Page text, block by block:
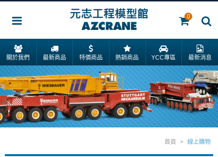
0
關於我們 最新商品 特價商品 熱銷商品 YCC專區 最新消息
首頁 > 線上購物